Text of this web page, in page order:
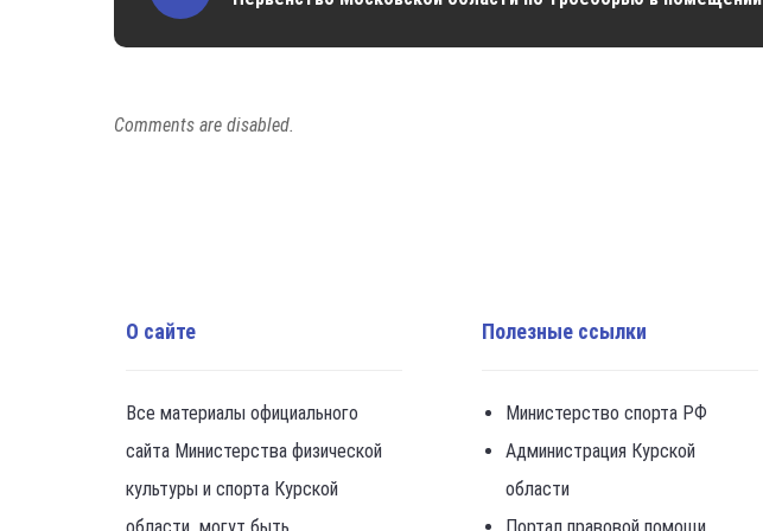
Comments are disabled.
О сайте
Все материалы официального
сайта Министерства физической
культуры и спорта Курской
Полезные ссылки
Министерство спорта РФ
Администрация Курской
области